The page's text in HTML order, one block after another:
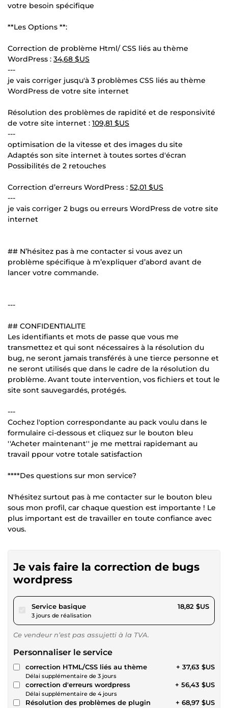
votre besoin spécifique
**Les Options **:
Correction de problème Html/ CSS liés au thème
WordPress : 34,68 $US
---
je vais corriger jusqu'à 3 problèmes CSS liés au thème
WordPress de votre site internet
Résolution des problèmes de rapidité et de responsivité
de votre site internet : 109,81 $US
---
optimisation de la vitesse et des images du site
Adaptés son site internet à toutes sortes d'écran
Possibilités de 2 retouches
Correction d’erreurs WordPress : 52,01 $US
---
je vais corriger 2 bugs ou erreurs WordPress de votre site
internet
## N’hésitez pas à me contacter si vous avez un
problème spécifique à m’expliquer d’abord avant de
lancer votre commande.
---
## CONFIDENTIALITE
Les identifiants et mots de passe que vous me
transmettez et qui sont nécessaires à la résolution du
bug, ne seront jamais transférés à une tierce personne et
ne seront utilisés que dans le cadre de la résolution du
problème. Avant toute intervention, vos fichiers et tout le
site sont sauvegardés, protégés.
---
Cochez l'option correspondante au pack voulu dans le
formulaire ci-dessous et cliquez sur le bouton bleu
''Acheter maintenant'' je me mettrai rapidemant au
travail ppour votre totale satisfaction
****Des questions sur mon service?
N'hésitez surtout pas à me contacter sur le bouton bleu
sous mon profil, car chaque question est importante ! Le
plus important est de travailler en toute confiance avec
vous.
Je vais faire la correction de bugs
wordpress
Service basiquepour 17,34 $US
3 jours de réalisation
18,82 $US
Ce vendeur n’est pas assujetti à la TVA.
Personnaliser le service
correction HTML/CSS liés au thème
Délai supplémentaire de 3 jours
+ 37,63 $US
correction d'erreurs wordpress
Délai supplémentaire de 4 jours
+ 56,43 $US
Résolution des problèmes de plugin + 68,97 $US